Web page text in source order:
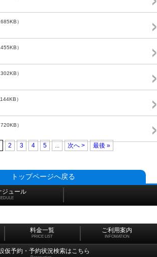
）
）
）
）
）
2 3 4 5 ... 次へ > 最後 »
トップページへ戻る
ジュール
料金一覧
PRICE LIST
ご利用案内
INFOMATION
仮予約・予約状況検索はこちら